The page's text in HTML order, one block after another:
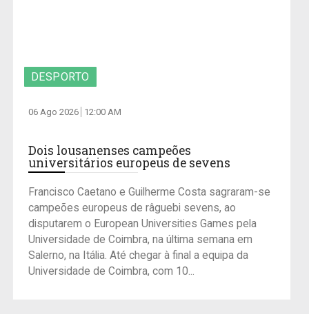
DESPORTO
06 Ago 2026 12:00 AM
Dois lousanenses campeões
universitários europeus de sevens
Francisco Caetano e Guilherme Costa sagraram-se
campeões europeus de râguebi sevens, ao
disputarem o European Universities Games pela
Universidade de Coimbra, na última semana em
Salerno, na Itália. Até chegar à final a equipa da
Universidade de Coimbra, com 10...